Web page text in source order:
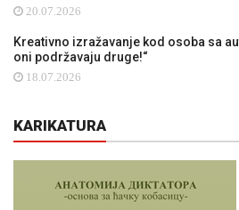
20.07.2026
Kreativno izražavanje kod osoba sa
oni podržavaju druge!“
18.07.2026
KARIKATURA